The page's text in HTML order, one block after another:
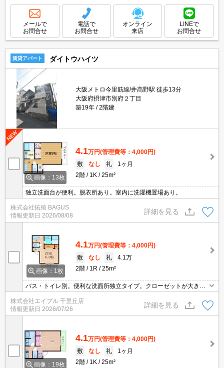
コン2基付き。独立洗面台が便利。収納たっぷりでお部屋が広く使えます
よ。エレベーター付きのマンションタイプ。防犯カメラついてます。
メールで
お問合せ
電話で
お問合せ
オンライン
来店
LINEで
お問合せ
賃貸アパート ダイトウハイツ
大阪メトロ今里筋線/井高野駅 徒歩13分
大阪府摂津市別府２丁目
築19年
2階建
画像：13枚
4.1万円(管理費等：4,000円)
敷
なし 礼
1ヶ月
2階
1K 25m²
独立洗面台が便利。脱衣所あり。室内に洗濯機置場あり。
株式会社拓殖 BAGUS
情報更新日 2026/08/08
詳細を見る
画像：1枚
4.1万円(管理費等：4,000円)
敷
なし 礼
4.1万
2階
1R 25m²
バス・トイレ別。便利な洗面所独立タイプ。クローゼットが大き
く、たっぷり収納がうれしいね。
株式会社エイブル 千里丘店
情報更新日 2026/07/26
詳細を見る
画像：19枚
4.1万円(管理費等：4,000円)
敷
なし 礼
1ヶ月
2階
1K 25m²